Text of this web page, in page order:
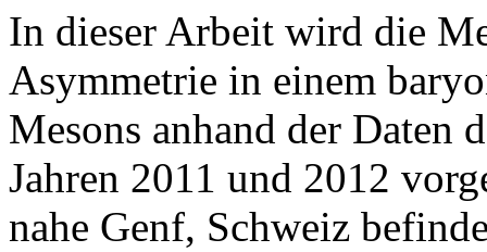
In dieser Arbeit wird die
Asymmetrie in einem
Mesons anhand der Daten
Jahren 2011 und 2012
nahe Genf, Schweiz